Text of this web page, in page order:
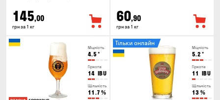
145,00
грн за 1 кг
60,90
грн за 1 кг
Міцність
4.5 °
Гіркота
14 IBU
Щільність
11.7 %
Міцність
5.2 °
Гіркота
11 IBU
Щільність
13 %
Тільки онлайн